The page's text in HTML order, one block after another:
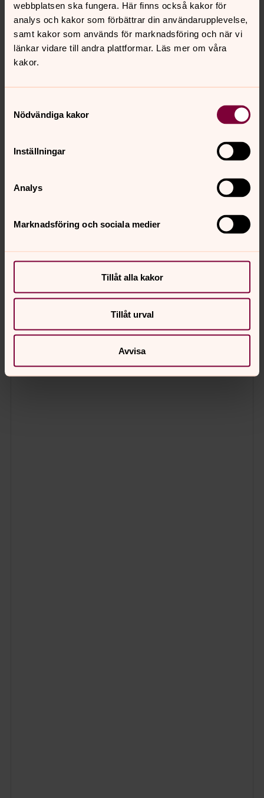
webbplatsen ska fungera. Här finns också kakor för
analys och kakor som förbättrar din användarupplevelse,
samt kakor som används för marknadsföring och när vi
länkar vidare till andra plattformar. Läs mer om våra
kakor.
Nödvändiga kakor
Inställningar
Analys
Marknadsföring och sociala medier
Tillåt alla kakor
Tillåt urval
Avvisa